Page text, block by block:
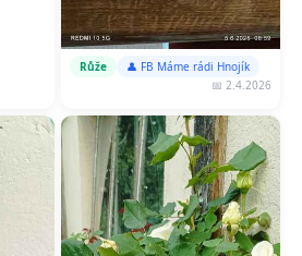
Růže
👤 FB Máme rádi Hnojík
📅 2.4.2026